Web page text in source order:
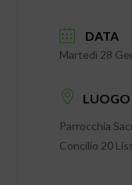
DATA
Martedì 28
LUOGO
Parrocchia
Concilio 20